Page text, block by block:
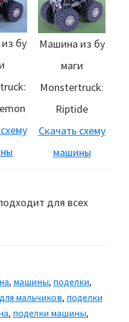
бу
Машина из бу
маги
Monstertruck:
Riptide
Скачать схему
машины
для всех
, машины, поделки,
мальчиков, поделки
, поделки машины,